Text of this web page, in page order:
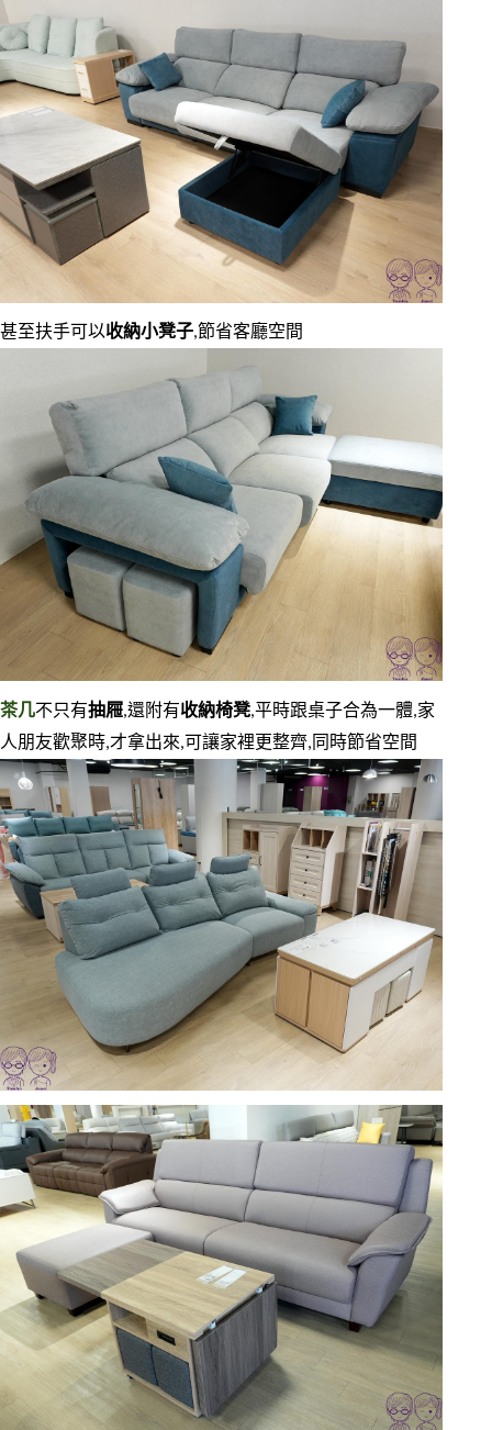
甚至扶手可以收納小凳子,節省客廳空間
茶几不只有抽屜,還附有收納椅凳,平時跟桌子合為一體,家
人朋友歡聚時,才拿出來,可讓家裡更整齊,同時節省空間